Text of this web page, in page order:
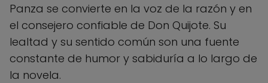
Panza se convierte en la voz de la razón y en
el consejero confiable de Don Quijote. Su
lealtad y su sentido común son una fuente
constante de humor y sabiduría a lo largo de
la novela.